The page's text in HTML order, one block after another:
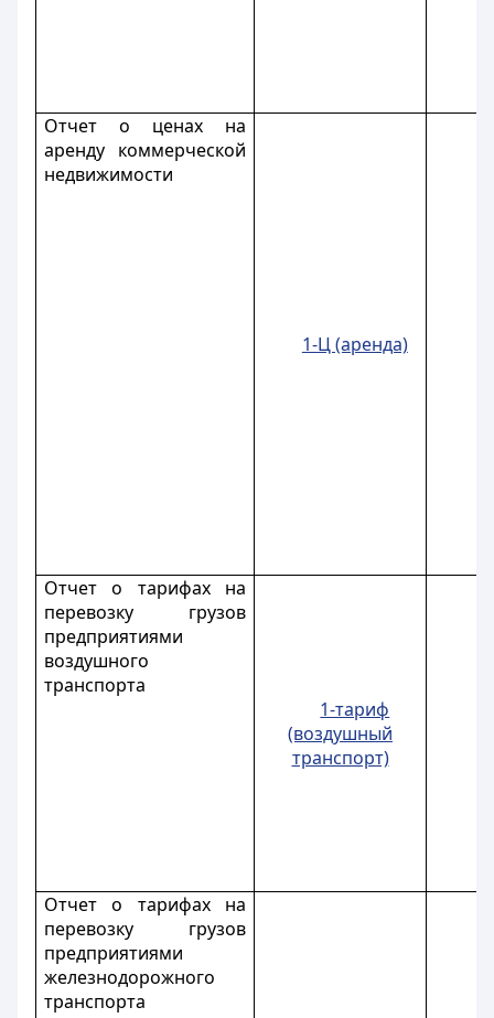
Отчет о ценах на
аренду коммерческой
недвижимости
1-Ц (аренда)
Отчет о тарифах на
перевозку грузов
предприятиями
воздушного
транспорта
1-тариф
(воздушный
транспорт)
Отчет о тарифах на
перевозку грузов
предприятиями
железнодорожного
транспорта